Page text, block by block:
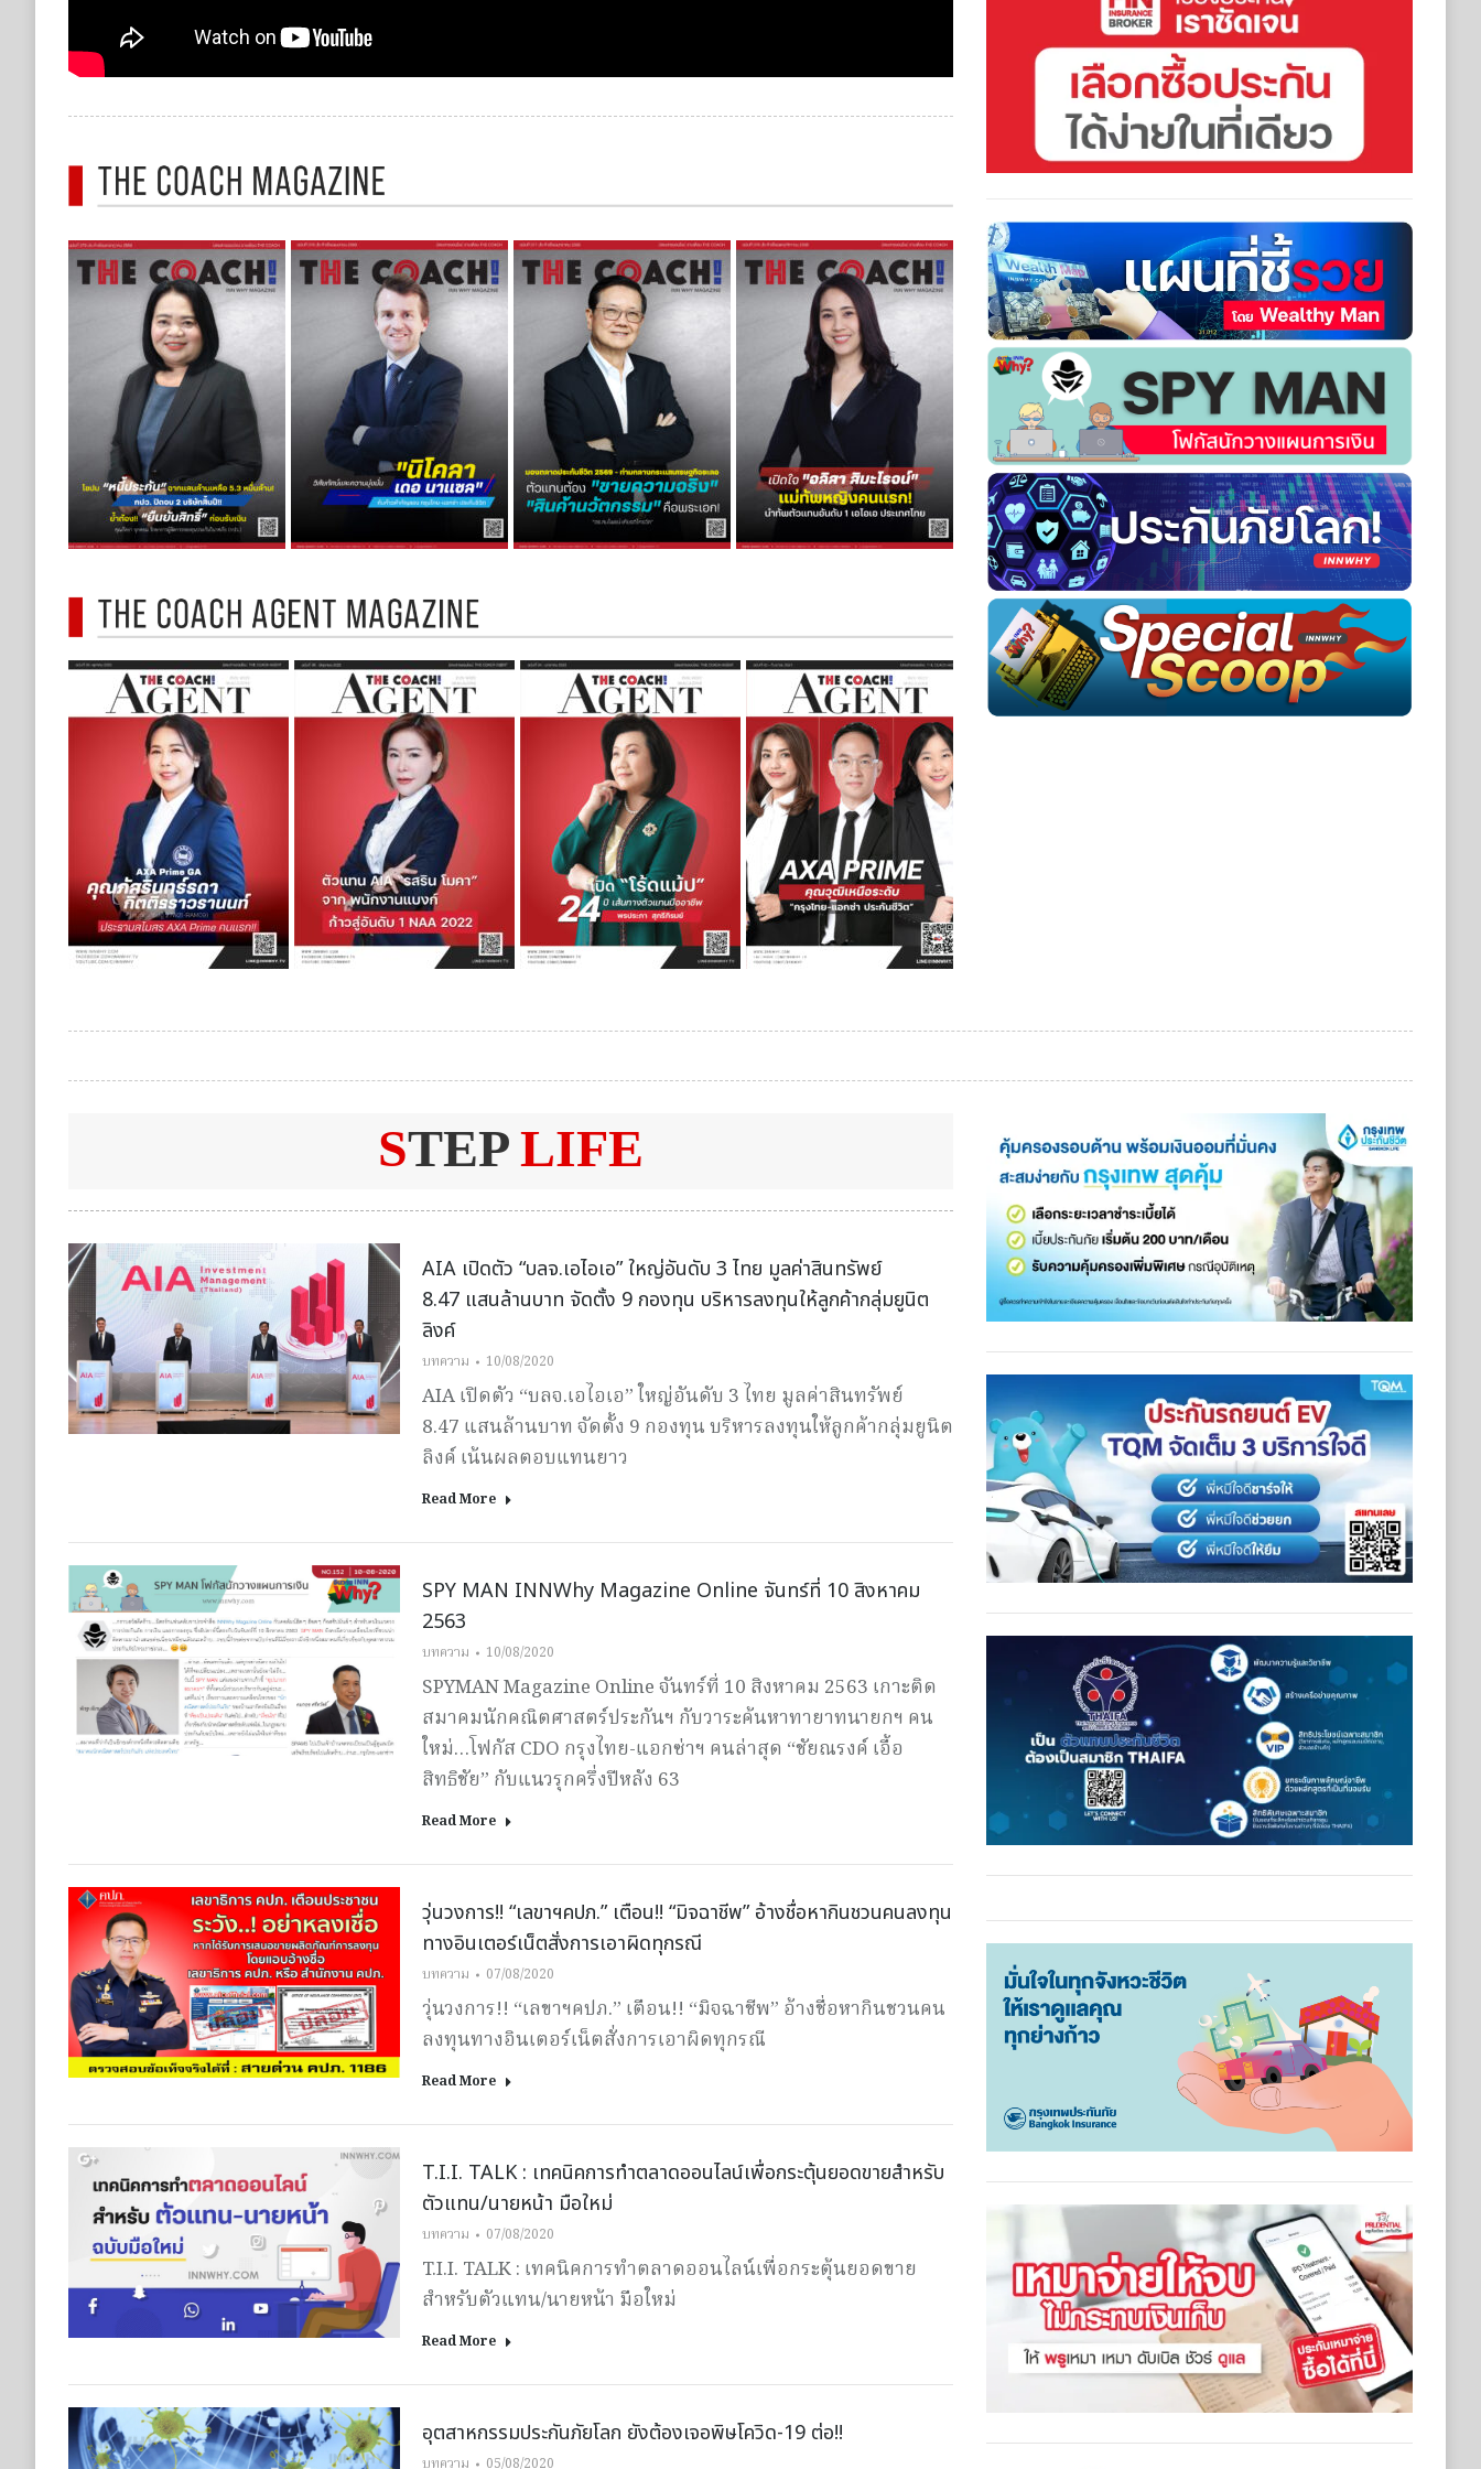
STEP LIFE
AIA เปิดตัว “บลจ.เอไอเอ” ใหญ่อันดับ 3 ไทย มูลค่าสินทรัพย์
8.47 แสนล้านบาท จัดตั้ง 9 กองทุน บริหารลงทุนให้ลูกค้ากลุ่มยูนิต
ลิงค์
บทความ 10/08/2020
AIA เปิดตัว “บลจ.เอไอเอ” ใหญ่อันดับ 3 ไทย มูลค่าสินทรัพย์
8.47 แสนล้านบาท จัดตั้ง 9 กองทุน บริหารลงทุนให้ลูกค้ากลุ่มยูนิต
ลิงค์ เน้นผลตอบแทนยาว
Read More
SPY MAN INNWhy Magazine Online จันทร์ที่ 10 สิงหาคม
2563
บทความ 10/08/2020
SPYMAN Magazine Online จันทร์ที่ 10 สิงหาคม 2563 เกาะติด
สมาคมนักคณิตศาสตร์ประกันฯ กับวาระค้นหาทายาทนายกฯ คน
ใหม่…โฟกัส CDO กรุงไทย-แอกซ่าฯ คนล่าสุด “ชัยณรงค์ เอื้อ
สิทธิชัย” กับแนวรุกครึ่งปีหลัง 63
Read More
วุ่นวงการ!! “เลขาฯคปภ.” เตือน!! “มิจฉาชีพ” อ้างชื่อหากินชวนคนลงทุน
ทางอินเตอร์เน็ตสั่งการเอาผิดทุกรณี
บทความ 07/08/2020
วุ่นวงการ!! “เลขาฯคปภ.” เตือน!! “มิจฉาชีพ” อ้างชื่อหากินชวนคน
ลงทุนทางอินเตอร์เน็ตสั่งการเอาผิดทุกรณี
Read More
T.I.I. TALK : เทคนิคการทำตลาดออนไลน์เพื่อกระตุ้นยอดขายสำหรับ
ตัวแทน/นายหน้า มือใหม่
บทความ 07/08/2020
T.I.I. TALK : เทคนิคการทำตลาดออนไลน์เพื่อกระตุ้นยอดขาย
สำหรับตัวแทน/นายหน้า มือใหม่
Read More
อุตสาหกรรมประกันภัยโลก ยังต้องเจอพิษโควิด-19 ต่อ!!
บทความ 05/08/2020